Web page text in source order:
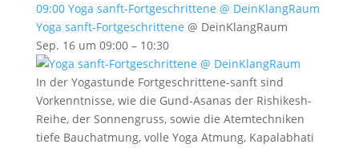
09:00 Yoga sanft-Fortgeschrittene @ DeinKlangRaum
Yoga sanft-Fortgeschrittene @ DeinKlangRaum
Sep. 16 um 09:00 – 10:30
In der Yogastunde Fortgeschrittene-sanft sind
Vorkenntnisse, wie die Gund-Asanas der Rishikesh-
Reihe, der Sonnengruss, sowie die Atemtechniken
tiefe Bauchatmung, volle Yoga Atmung, Kapalabhati